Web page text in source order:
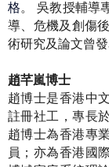
格。
吳教授輔導
導、危機及創傷
術研究及論文曾
趙芊嵐博士
趙博士是香港中
註冊社工，專長
趙博士為香港專
員；亦為香港國